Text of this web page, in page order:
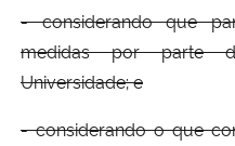
Gabinete de Segurança Institucional
- considerando que
medidas por parte
Universidade; e
- considerando o que